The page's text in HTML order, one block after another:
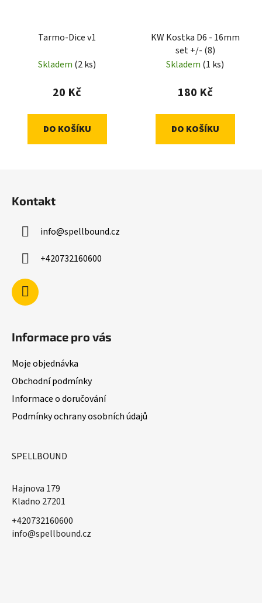
Tarmo-Dice v1
Skladem (2 ks)
20 Kč
DO KOŠÍKU
KW Kostka D6 - 16mm
set +/- (8)
Skladem (1 ks)
180 Kč
DO KOŠÍKU
Kontakt
info@spellbound.cz
+420732160600
Informace pro vás
Moje objednávka
Obchodní podmínky
Informace o doručování
Podmínky ochrany osobních údajů
SPELLBOUND
Hajnova 179
Kladno 27201
+420732160600
​info@spellbound.cz